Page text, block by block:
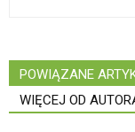
POWIĄZANE
WIĘCEJ OD